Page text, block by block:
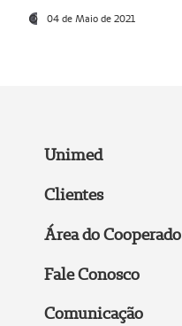
04 de Maio de 2021
Unimed
Clientes
Área do Cooperado
Fale Conosco
Comunicação